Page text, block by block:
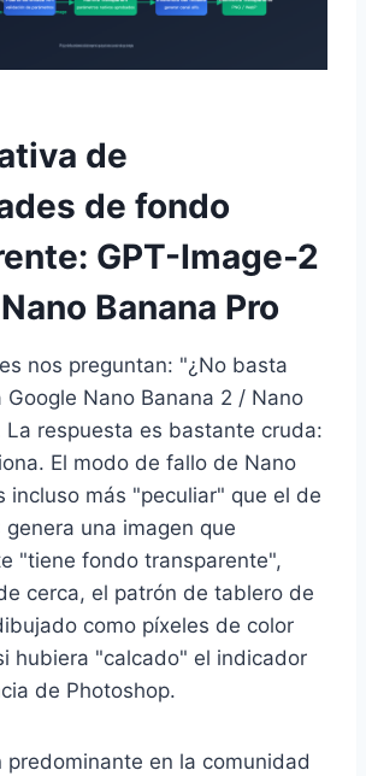
de
de fondo
GPT-Image-2
Banana Pro
nos preguntan: "¿No basta
Google Nano Banana 2 / Nano
La respuesta es bastante cruda:
El modo de fallo de Nano
incluso más "peculiar" que el de
genera una imagen que
"tiene fondo transparente",
cerca, el patrón de tablero de
como píxeles de color
hubiera "calcado" el indicador
de Photoshop.
predominante en la comunidad